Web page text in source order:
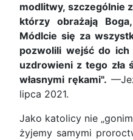
modlitwy, szczególnie
którzy obrażają
Módlcie się za
pozwolili wejść do
uzdrowieni z tego zła
własnymi rękami".
lipca 2021.
Jako katolicy nie
żyjemy samymi